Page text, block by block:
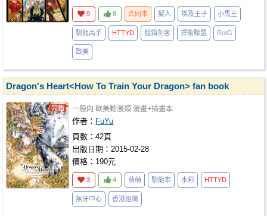
9 8 合同本 擬人 埃及王子 小馬王
馴龍高手 HTTYD 鞋貓劍客 捍衛聯盟 RotG
歐美
Dragon's Heart<How To Train Your Dragon> fan book
一般向 歐美動漫類 漫畫+插畫本
作者： FuYu
頁數：42頁
出版日期：2015-02-28
價格：190元
3 4 萌萌 馴龍本 水彩 HTTYD
無牙中心 香港組織